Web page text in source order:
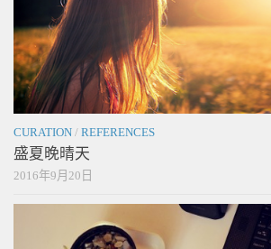
CURATION / REFERENCES
盛夏晚晴天
2016年9月20日